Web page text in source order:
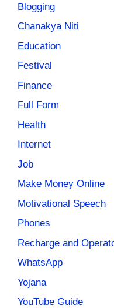
Blogging
Chanakya Niti
Education
Festival
Finance
Full Form
Health
Internet
Job
Make Money Online
Motivational Speech
Phones
Recharge and
WhatsApp
Yojana
YouTube Guide